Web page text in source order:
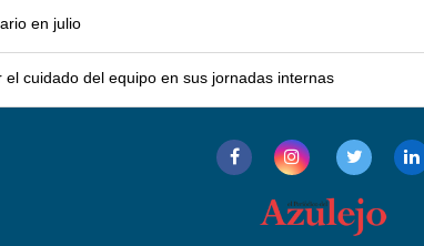
en julio
cuidado del equipo en sus jornadas internas